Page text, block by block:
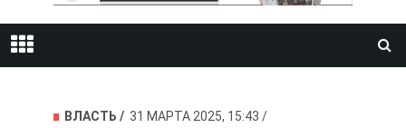
ВЛАСТЬ 31 МАРТА 2025, 15:43